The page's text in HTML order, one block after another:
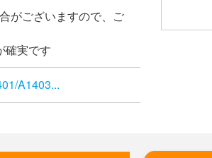
がございますので、ご
確実です
A1403...